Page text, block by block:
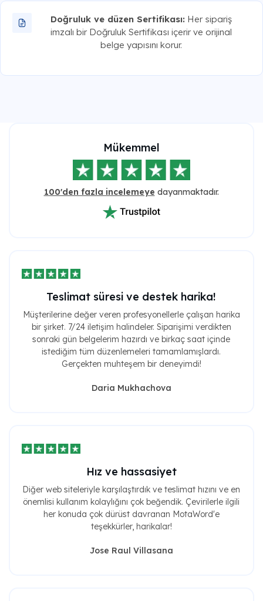
Doğruluk ve düzen Sertifikası: Her sipariş
imzalı bir Doğruluk Sertifikası içerir ve orijinal
belge yapısını korur.
Mükemmel
100'den fazla incelemeye dayanmaktadır.
Teslimat süresi ve destek harika!
Müşterilerine değer veren profesyonellerle çalışan harika
bir şirket. 7/24 iletişim halindeler. Siparişimi verdikten
sonraki gün belgelerim hazırdı ve birkaç saat içinde
istediğim tüm düzenlemeleri tamamlamışlardı.
Gerçekten muhteşem bir deneyimdi!
Daria Mukhachova
Hız ve hassasiyet
Diğer web siteleriyle karşılaştırdık ve teslimat hızını ve en
önemlisi kullanım kolaylığını çok beğendik. Çevirilerle ilgili
her konuda çok dürüst davranan MotaWord'e
teşekkürler, harikalar!
Jose Raul Villasana